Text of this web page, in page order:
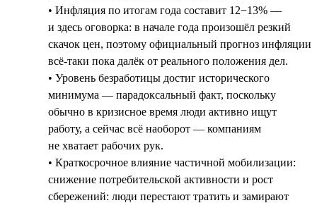
• Инфляция по итогам года составит 12−13% —
и здесь оговорка: в начале года произошёл резкий
скачок цен, поэтому официальный прогноз инфляции
всё-таки пока далёк от реального положения дел.
• Уровень безработицы достиг исторического
минимума — парадоксальный факт, поскольку
обычно в кризисное время люди активно ищут
работу, а сейчас всё наоборот — компаниям
не хватает рабочих рук.
• Краткосрочное влияние частичной мобилизации:
снижение потребительской активности и рост
сбережений: люди перестают тратить и замирают